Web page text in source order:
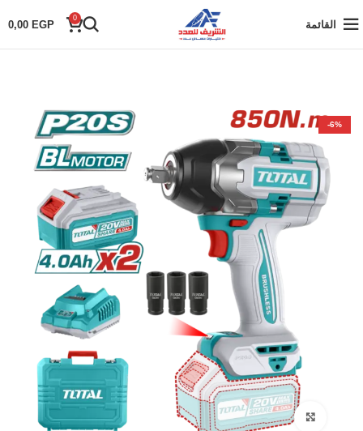
القائمة
0
0,00 EGP
-6%
Click to enlarge